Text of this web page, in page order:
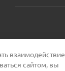
взаимодействие
сайтом, вы